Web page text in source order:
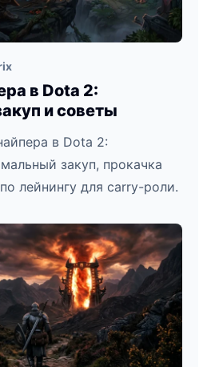
в Dota 2:
и советы
в Dota 2:
закуп, прокачка
лейнингу для carry-роли.